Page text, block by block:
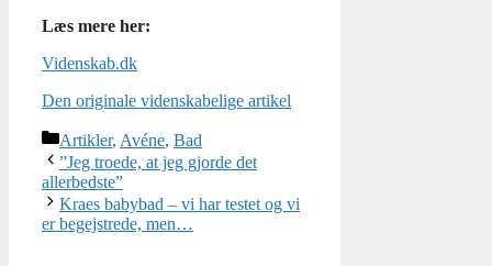
Læs mere her:
Videnskab.dk
Den originale videnskabelige artikel
Kategorier
Artikler, Avéne, Bad
”Jeg troede, at jeg gjorde det
allerbedste”
Kraes babybad – vi har testet og vi
er begejstrede, men…